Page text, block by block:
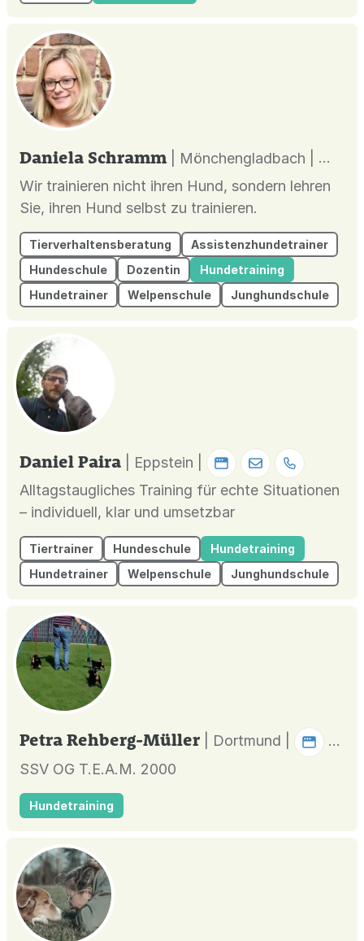
Daniela Schramm
| Mönchengladbach |
Wir trainieren nicht ihren Hund, sondern lehren
Sie, ihren Hund selbst zu trainieren.
Tierverhaltensberatung
Assistenzhundetrainer
Hundeschule
Dozentin
Hundetraining
Hundetrainer
Welpenschule Junghundschule
Daniel Paira
| Eppstein |
Alltagstaugliches Training für echte Situationen
– individuell, klar und umsetzbar
Tiertrainer Hundeschule
Hundetraining
Hundetrainer
Welpenschule Junghundschule
Petra Rehberg-Müller
| Dortmund |
SSV OG T.E.A.M. 2000
Hundetraining